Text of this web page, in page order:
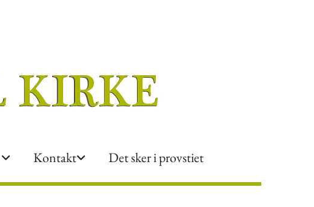
Kontakt Det sker i provstiet